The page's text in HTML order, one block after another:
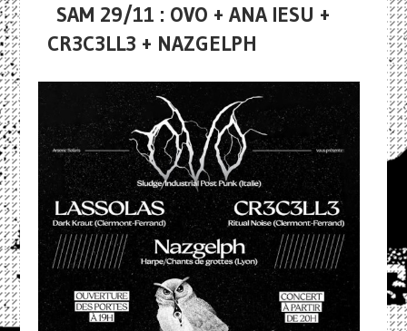
SAM 29/11 : OVO + ANA IESU +
CR3C3LL3 + NAZGELPH